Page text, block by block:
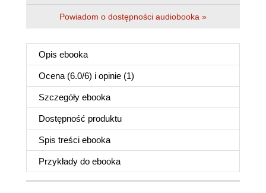
Powiadom o dostępności audiobooka »
Opis ebooka
Ocena (6.0/6) i opinie (1)
Szczegóły ebooka
Dostępność produktu
Spis treści ebooka
Przykłady do ebooka